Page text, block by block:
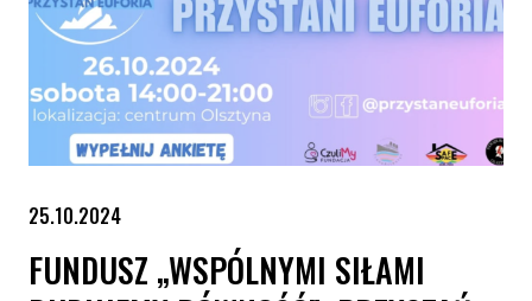
25.10.2024
FUNDUSZ „WSPÓLNYMI SIŁAMI